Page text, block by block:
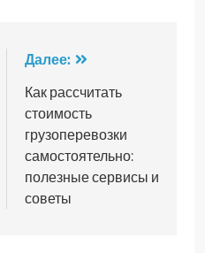
Далее:
Как рассчитать
стоимость
грузоперевозки
самостоятельно:
полезные сервисы и
советы